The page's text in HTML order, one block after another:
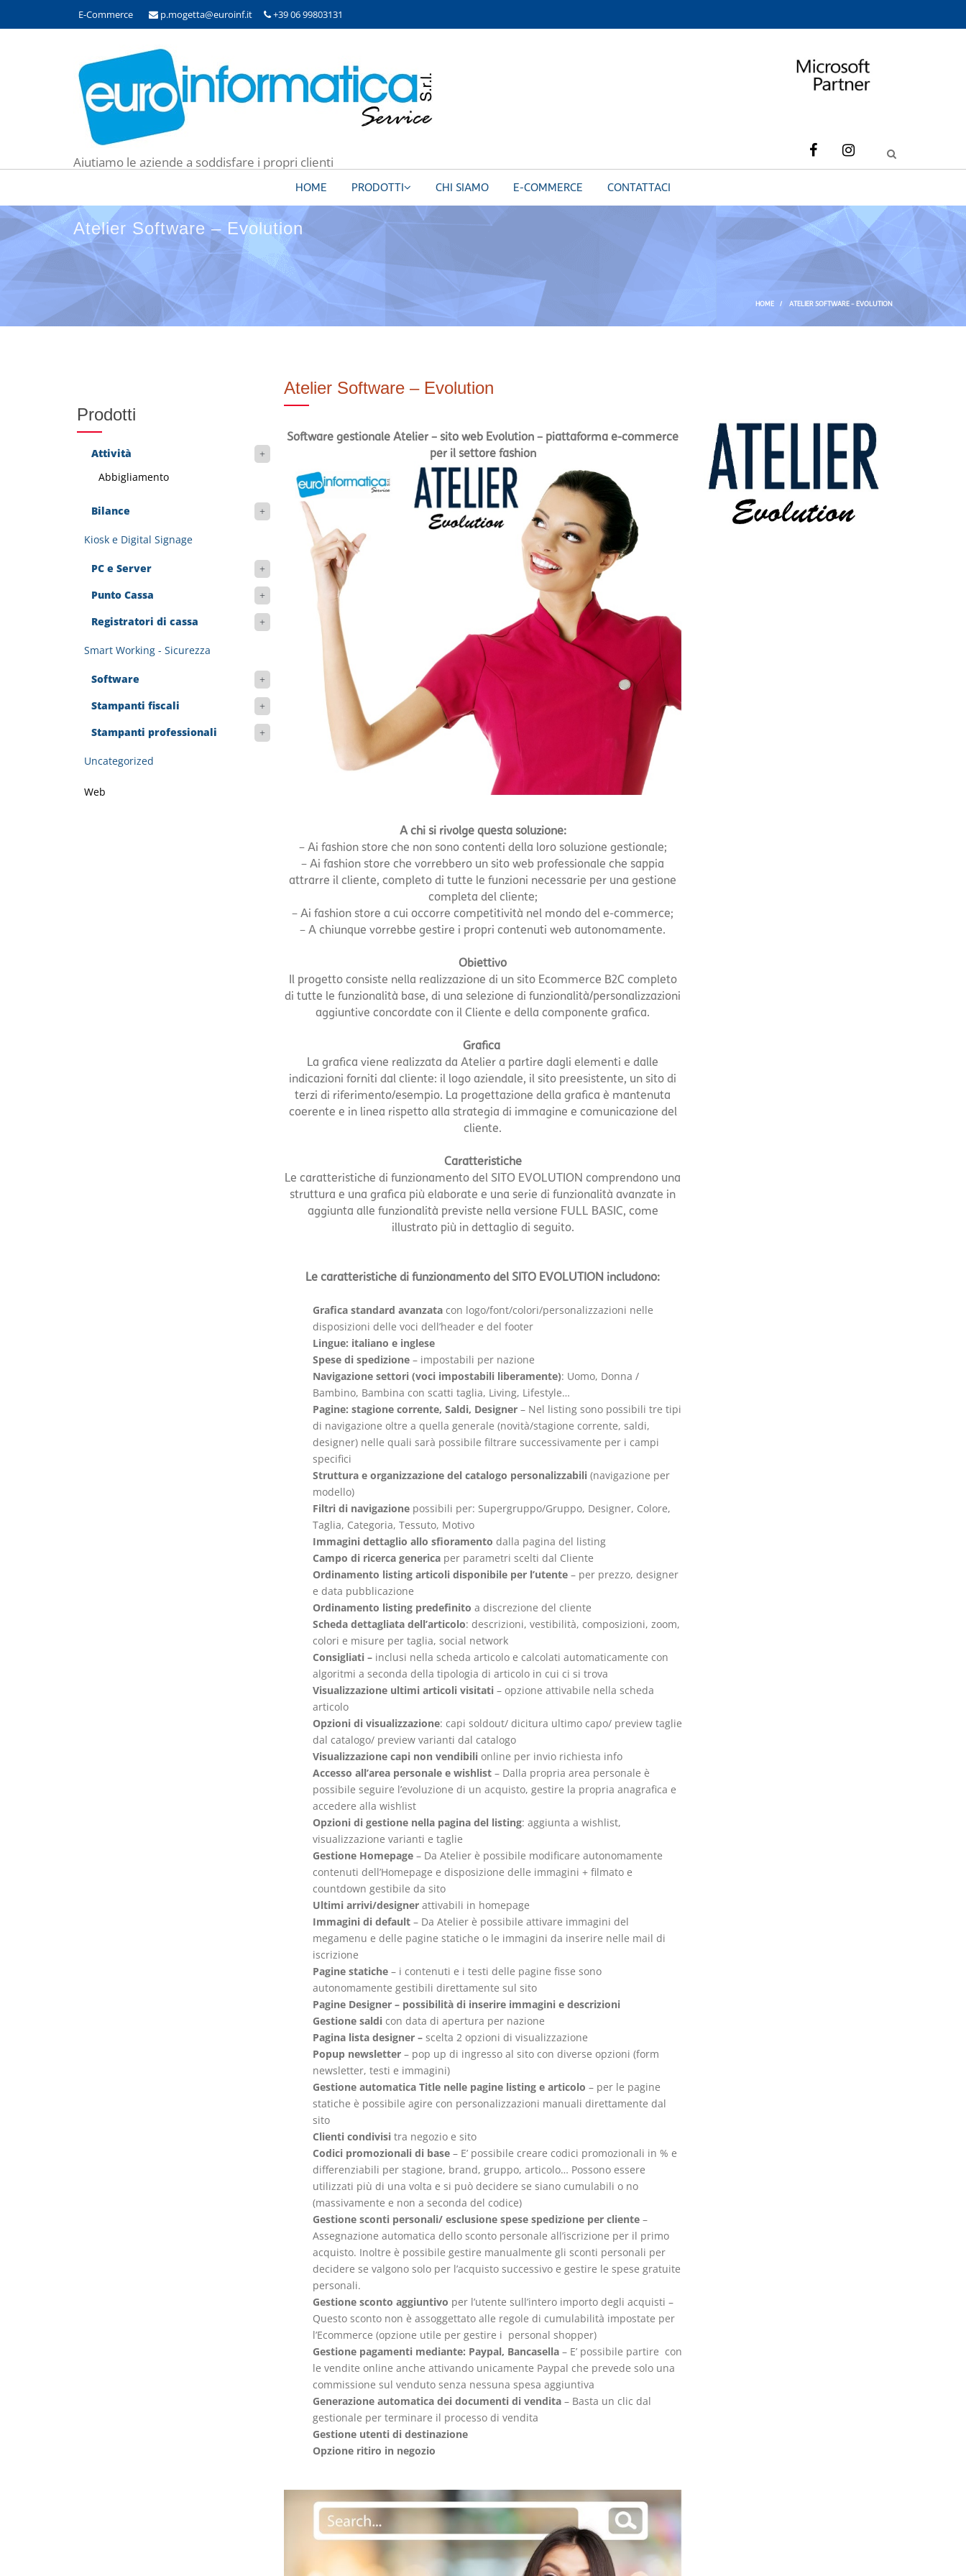
E-Commerce p.mogetta@euroinf.it +39 06 99803131
Aiutiamo le aziende a soddisfare i propri clienti
HOME PRODOTTI CHI SIAMO E-COMMERCE CONTATTACI
Atelier Software – Evolution
HOME / ATELIER SOFTWARE – EVOLUTION
Prodotti
Attività
Abbigliamento
Bilance
Kiosk e Digital Signage
PC e Server
Punto Cassa
Registratori di cassa
Smart Working - Sicurezza
Software
Stampanti fiscali
Stampanti professionali
Uncategorized
Web
Atelier Software – Evolution
Software gestionale Atelier – sito web Evolution – piattaforma e-commerce
per il settore fashion
A chi si rivolge questa soluzione:
– Ai fashion store che non sono contenti della loro soluzione gestionale;
– Ai fashion store che vorrebbero un sito web professionale che sappia
attrarre il cliente, completo di tutte le funzioni necessarie per una gestione
completa del cliente;
– Ai fashion store a cui occorre competitività nel mondo del e-commerce;
– A chiunque vorrebbe gestire i propri contenuti web autonomamente.
Obiettivo
Il progetto consiste nella realizzazione di un sito Ecommerce B2C completo
di tutte le funzionalità base, di una selezione di funzionalità/personalizzazioni
aggiuntive concordate con il Cliente e della componente grafica.
Grafica
La grafica viene realizzata da Atelier a partire dagli elementi e dalle
indicazioni forniti dal cliente: il logo aziendale, il sito preesistente, un sito di
terzi di riferimento/esempio. La progettazione della grafica è mantenuta
coerente e in linea rispetto alla strategia di immagine e comunicazione del
cliente.
Caratteristiche
Le caratteristiche di funzionamento del SITO EVOLUTION comprendono una
struttura e una grafica più elaborate e una serie di funzionalità avanzate in
aggiunta alle funzionalità previste nella versione FULL BASIC, come
illustrato più in dettaglio di seguito.
Le caratteristiche di funzionamento del SITO EVOLUTION includono:
Grafica standard avanzatacon logo/font/colori/personalizzazioni nelle
disposizioni delle voci dell’header e del footer
Lingue: italiano e inglese
Spese di spedizione – impostabili per nazione
Navigazione settori (voci impostabili liberamente): Uomo, Donna /
Bambino, Bambina con scatti taglia, Living, Lifestyle…
Pagine: stagione corrente, Saldi, Designer– Nel listing sono possibili tre tipi
di navigazione oltre a quella generale (novità/stagione corrente, saldi,
designer) nelle quali sarà possibile filtrare successivamente per i campi
specifici
Struttura e organizzazione del catalogo personalizzabili(navigazione per
modello)
Filtri di navigazionepossibili per: Supergruppo/Gruppo, Designer, Colore,
Taglia, Categoria, Tessuto, Motivo
Immagini dettaglio allo sfioramento dalla pagina del listing
Campo di ricerca genericaper parametri scelti dal Cliente
Ordinamento listing articoli disponibile per l’utente– per prezzo, designer
e data pubblicazione
Ordinamento listing predefinito a discrezione del cliente
Scheda dettagliata dell’articolo: descrizioni, vestibilità, composizioni, zoom,
colori e misure per taglia, social network
Consigliati – inclusi nella scheda articolo e calcolati automaticamente con
algoritmi a seconda della tipologia di articolo in cui ci si trova
Visualizzazione ultimi articoli visitati– opzione attivabile nella scheda
articolo
Opzioni di visualizzazione: capi soldout/ dicitura ultimo capo/ preview taglie
dal catalogo/ preview varianti dal catalogo
Visualizzazione capi non vendibilionline per invio richiesta info
Accesso all’area personale e wishlist– Dalla propria area personale è
possibile seguire l’evoluzione di un acquisto, gestire la propria anagrafica e
accedere alla wishlist
Opzioni di gestione nella pagina del listing: aggiunta a wishlist,
visualizzazione varianti e taglie
Gestione Homepage– Da Atelier è possibile modificare autonomamente
contenuti dell’Homepage e disposizione delle immagini + filmato e
countdown gestibile da sito
Ultimi arrivi/designerattivabili in homepage
Immagini di default – Da Atelier è possibile attivare immagini del
megamenu e delle pagine statiche o le immagini da inserire nelle mail di
iscrizione
Pagine statiche– i contenuti e i testi delle pagine fisse sono
autonomamente gestibili direttamente sul sito
Pagine Designer – possibilità di inserire immagini e descrizioni
Gestione saldi con data di apertura per nazione
Pagina lista designer –scelta 2 opzioni di visualizzazione
Popup newsletter– pop up di ingresso al sito con diverse opzioni (form
newsletter, testi e immagini)
Gestione automatica Title nelle pagine listing e articolo – per le pagine
statiche è possibile agire con personalizzazioni manuali direttamente dal
sito
Clienti condivisitra negozio e sito
Codici promozionali di base– E’ possibile creare codici promozionali in % e
differenziabili per stagione, brand, gruppo, articolo… Possono essere
utilizzati più di una volta e si può decidere se siano cumulabili o no
(massivamente e non a seconda del codice)
Gestione sconti personali/ esclusione spese spedizione per cliente–
Assegnazione automatica dello sconto personale all’iscrizione per il primo
acquisto. Inoltre è possibile gestire manualmente gli sconti personali per
decidere se valgono solo per l’acquisto successivo e gestire le spese gratuite
personali.
Gestione sconto aggiuntivo per l’utente sull’intero importo degli acquisti –
Questo sconto non è assoggettato alle regole di cumulabilità impostate per
l’Ecommerce (opzione utile per gestire i personal shopper)
Gestione pagamenti mediante: Paypal, Bancasella– E’ possibile partire con
le vendite online anche attivando unicamente Paypal che prevede solo una
commissione sul venduto senza nessuna spesa aggiuntiva
Generazione automatica dei documenti di vendita– Basta un clic dal
gestionale per terminare il processo di vendita
Gestione utenti di destinazione
Opzione ritiro in negozio